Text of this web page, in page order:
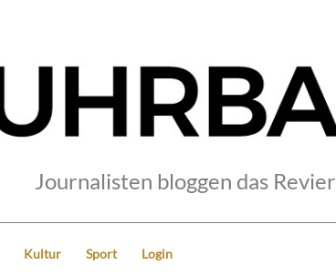
Journalisten bloggen das Revier
Kultur Sport Login